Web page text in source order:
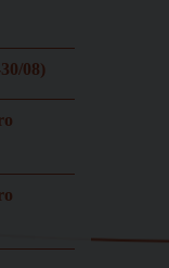
08)